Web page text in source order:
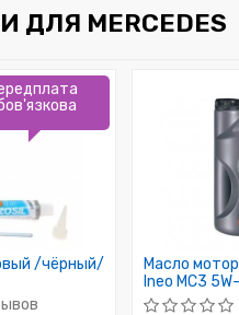
MERCEDES
/чёрный/
Масло
Ineo MC3